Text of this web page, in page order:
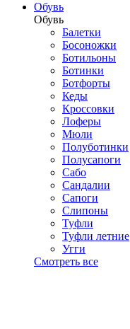
Обувь
Обувь
Балетки
Босоножки
Ботильоны
Ботинки
Ботфорты
Кеды
Кроссовки
Лоферы
Мюли
Полуботинки
Полусапоги
Сабо
Сандалии
Сапоги
Слипоны
Туфли
Туфли летние
Угги
Смотреть все